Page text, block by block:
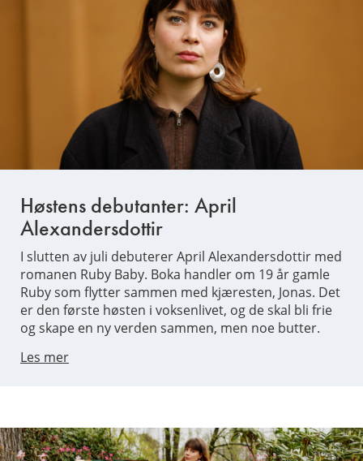
Høstens debutanter: April
Alexandersdottir
I slutten av juli debuterer April Alexandersdottir med
romanen Ruby Baby. Boka handler om 19 år gamle
Ruby som flytter sammen med kjæresten, Jonas. Det
er den første høsten i voksenlivet, og de skal bli frie
og skape en ny verden sammen, men noe butter.
Les mer